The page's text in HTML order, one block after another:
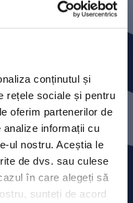
conținutul și
rețele sociale și pentru
oferim partenerilor de
analize informații cu
ul nostru. Aceștia le
de dvs. sau culese
în care alegeți să
sunteți de acord